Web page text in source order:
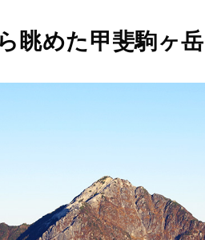
眺めた甲斐駒ヶ岳